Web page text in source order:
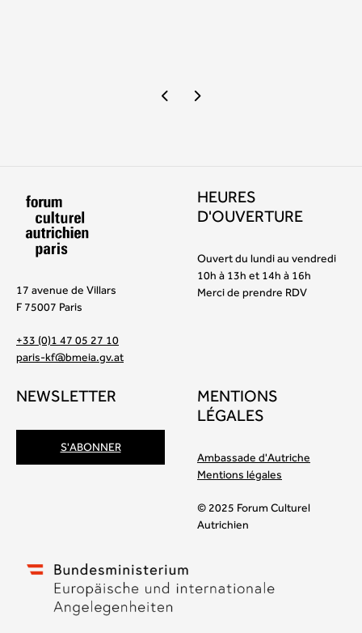
17 avenue de Villars
F 75007 Paris
+33 (0)1 47 05 27 10
paris-kf@bmeia.gv.at
HEURES
D'OUVERTURE
Ouvert du lundi au vendredi
10h à 13h et 14h à 16h
Merci de prendre RDV
NEWSLETTER
S'ABONNER
MENTIONS
LÉGALES
Ambassade d'Autriche
Mentions légales
© 2025 Forum Culturel
Autrichien